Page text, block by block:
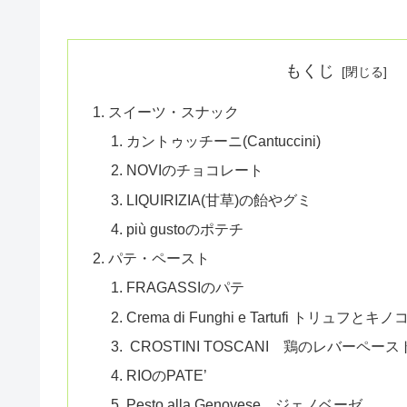
もくじ
スイーツ・スナック
カントゥッチーニ(Cantuccini)
NOVIのチョコレート
LIQUIRIZIA(甘草)の飴やグミ
più gustoのポテチ
パテ・ペースト
FRAGASSIのパテ
Crema di Funghi e Tartufi トリュフとキノ
CROSTINI TOSCANI 鶏のレバーペース
RIOのPATE’